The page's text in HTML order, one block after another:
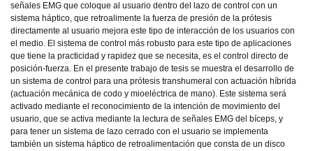
señales EMG que coloque al usuario dentro del lazo de control con un
sistema háptico, que retroalimente la fuerza de presión de la prótesis
directamente al usuario mejora este tipo de interacción de los usuarios con
el medio. El sistema de control más robusto para este tipo de aplicaciones
que tiene la practicidad y rapidez que se necesita, es el control directo de
posición-fuerza. En el presente trabajo de tesis se muestra el desarrollo de
un sistema de control para una prótesis transhumeral con actuación híbrida
(actuación mecánica de codo y mioeléctrica de mano). Este sistema será
activado mediante el reconocimiento de la intención de movimiento del
usuario, que se activa mediante la lectura de señales EMG del bíceps, y
para tener un sistema de lazo cerrado con el usuario se implementa
también un sistema háptico de retroalimentación que consta de un disco